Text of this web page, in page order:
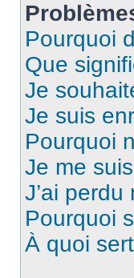
Pourquoi
Que
Je
Je suis
Pourquoi
Je me
J’ai
Pourquoi
À quoi